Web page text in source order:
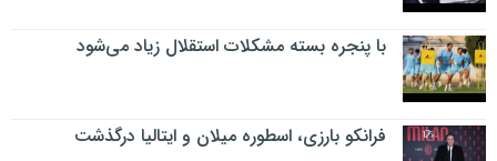
با پنجره بسته مشکلات استقلال زیاد می‌شود
فرانکو بارزی، اسطوره میلان و ایتالیا درگذشت